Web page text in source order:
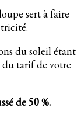
sert à faire
du soleil étant
du tarif de votre
de 50 %.